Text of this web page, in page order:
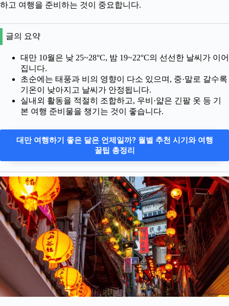
하고 여행을 준비하는 것이 중요합니다.
글의 요약
대만 10월은 낮 25~28°C, 밤 19~22°C의 선선한 날씨가 이어
집니다.
초순에는 태풍과 비의 영향이 다소 있으며, 중·말로 갈수록
기온이 낮아지고 날씨가 안정됩니다.
실내외 활동을 적절히 조합하고, 우비·얇은 긴팔 옷 등 기
본 여행 준비물을 챙기는 것이 좋습니다.
대만 여행하기 좋은 달은 언제일까? 월별 추천 시기와 여행
꿀팁 총정리